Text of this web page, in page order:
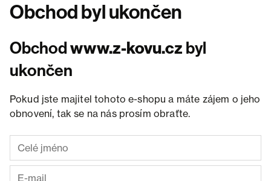
Obchod byl ukončen
Obchodwww.z-kovu.cz byl
ukončen
Pokud jste majitel tohoto e-shopu a máte zájem o jeho
obnovení, tak se na nás prosím obraťte.